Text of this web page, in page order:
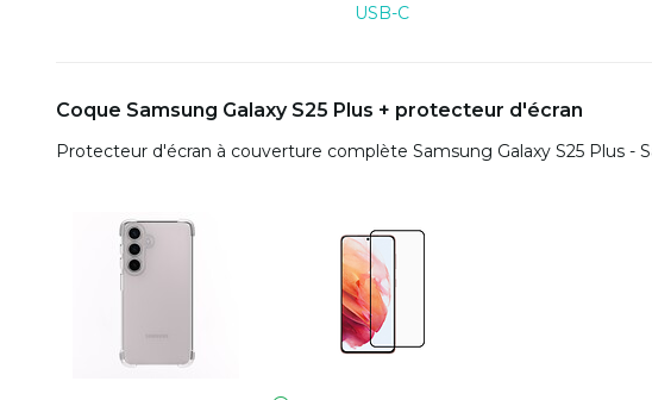
USB-C
Coque Samsung Galaxy S25 Plus + protecteur d'écran
Protecteur d'écran à couverture complète Samsung Galaxy S25 Plus -